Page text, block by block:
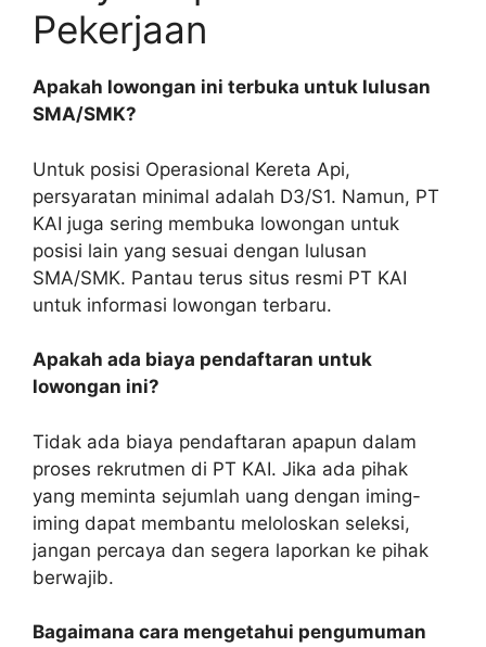
Pekerjaan
Apakah lowongan ini terbuka untuk lulusan
SMA/SMK?
Untuk posisi Operasional Kereta Api,
persyaratan minimal adalah D3/S1. Namun, PT
KAI juga sering membuka lowongan untuk
posisi lain yang sesuai dengan lulusan
SMA/SMK. Pantau terus situs resmi PT KAI
untuk informasi lowongan terbaru.
Apakah ada biaya pendaftaran untuk
lowongan ini?
Tidak ada biaya pendaftaran apapun dalam
proses rekrutmen di PT KAI. Jika ada pihak
yang meminta sejumlah uang dengan iming-
iming dapat membantu meloloskan seleksi,
jangan percaya dan segera laporkan ke pihak
berwajib.
Bagaimana cara mengetahui pengumuman